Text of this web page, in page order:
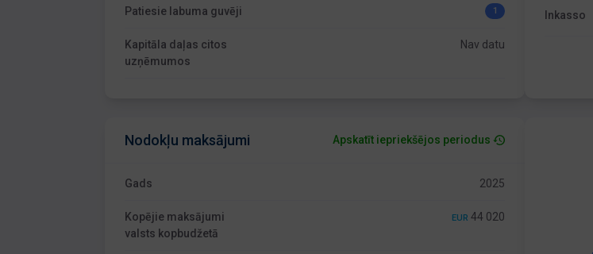
Patiesie labuma guvēji 1
Kapitāla daļas citos
uzņēmumos
Nav datu
Inkasso
Nodokļu maksājumi Apskatīt iepriekšējos periodus
Gads 2025
Kopējie maksājumi
valsts kopbudžetā
EUR 44 020